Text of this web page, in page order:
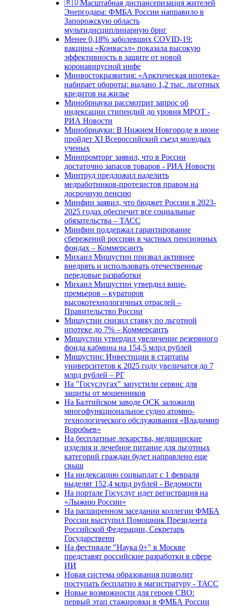
🇷🇺Масштабная диспансеризация жителей
Энергодара: ФМБА России направило в
Запорожскую область
мультидисциплинарную бриг
Менее 0,18% заболевших COVID-19:
вакцина «Конвасэл» показала высокую
эффективность в защите от новой
коронавирусной инфе
Минвостокразвития: «Арктическая ипотека»
набирает обороты: выдано 1,2 тыс. льготных
кредитов на жилье
Минобрнауки рассмотрит запрос об
индексации стипендий до уровня МРОТ -
РИА Новости
Минобрнауки: В Нижнем Новгороде в июне
пройдет XI Всероссийский съезд молодых
ученых
Минпромторг заявил, что в России
достаточно запасов товаров - РИА Новости
Минтруд предложил наделить
медработников-протезистов правом на
досрочную пенсию
Минфин заявил, что бюджет России в 2023-
2025 годах обеспечит все социальные
обязательства – ТАСС
Минфин поддержал гарантирование
сбережений россиян в частных пенсионных
фондах – Коммерсантъ
Михаил Мишустин призвал активнее
внедрять и использовать отечественные
передовые разработки
Михаил Мишустин утвердил вице-
премьеров – кураторов
высокотехнологичных отраслей –
Правительство России
Мишустин снизил ставку по льготной
ипотеке до 7% – Коммерсантъ
Мишустин утвердил увеличение резервного
фонда кабмина на 154,5 млрд рублей
Мишустин: Инвестиции в стартапы
университетов к 2025 году увеличатся до 7
млрд рублей – РГ
На "Госуслугах" запустили сервис для
защиты от мошенников
На Балтийском заводе ОСК заложили
многофункциональное судно атомно-
технологического обслуживания «Владимир
Воробьев»
На бесплатные лекарства, медицинские
изделия и лечебное питание для льготных
категорий граждан будет направлено еще
свыш
На индексацию соцвыплат с 1 февраля
выделят 152,4 млрд рублей - Ведомости
На портале Госуслуг идет регистрация на
«Лыжню России»
На расширенном заседании коллегии ФМБА
России выступил Помощник Президента
Российской Федерации, Секретарь
Государственн
На фестивале "Наука 0+" в Москве
представят российские разработки в сфере
ИИ
Новая система образования позволит
поступать бесплатно в магистратуру - ТАСС
Новые возможности для героев СВО:
первый этап стажировки в ФМБА России